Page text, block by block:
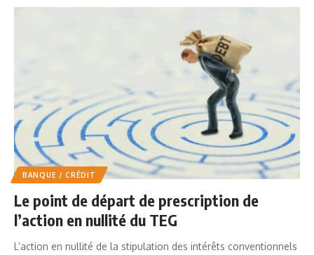
BANQUE / CRÉDIT
Le point de départ de prescription de
l’action en nullité du TEG
L’action en nullité de la stipulation des intérêts conventionnels